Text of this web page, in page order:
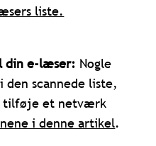
liste.
din e-læser: Nogle
scannede liste,
tilføje et netværk
i denne artikel.